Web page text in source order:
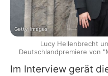
Im Interview gerät
Getty Images
Lucy Hellenbrecht
Deutschlandpremiere von